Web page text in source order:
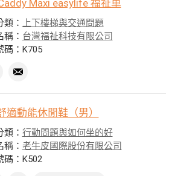
Maxi easylife 福祉車
類：
上下樓梯與交通問題
稱： 台灣福祉科技有限公司
碼：K705
適動能休閒鞋（男）
類： 行動問題與如何坐的好
稱： 老牛皮國際股份有限公司
碼：K502